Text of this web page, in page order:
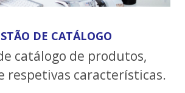
DE CATÁLOGO
catálogo de produtos,
respetivas características.